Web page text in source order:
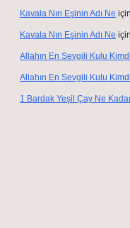
Kavala Nın Eşinin Adı Ne için
Kavala Nın Eşinin Adı Ne için
Allahın En Sevgili Kulu
Allahın En Sevgili Kulu
1 Bardak Yeşil Çay Ne